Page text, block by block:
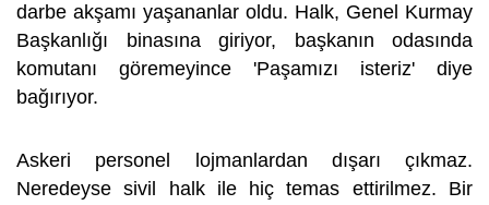
darbe akşamı yaşananlar oldu. Halk, Genel Kurmay
Başkanlığı binasına giriyor, başkanın odasında
komutanı göremeyince 'Paşamızı isteriz' diye
bağırıyor.
Askeri personel lojmanlardan dışarı çıkmaz.
Neredeyse sivil halk ile hiç temas ettirilmez. Bir